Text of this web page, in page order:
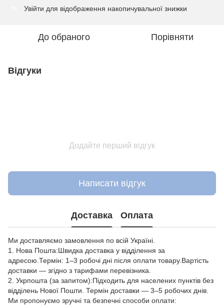
Увійти для відображення накопичувальної знижки
До обраного Порівняти
Відгуки
Додайте перший відгук
Написати відгук
Доставка Оплата
Ми доставляємо замовлення по всій Україні.
1. Нова Пошта:Швидка доставка у відділення за
адресою.Термін: 1–3 робочі дні після оплати товару.Вартість
доставки — згідно з тарифами перевізника.
2. Укрпошта (за запитом):Підходить для населених пунктів без
відділень Нової Пошти. Термін доставки — 3–5 робочих днів.
Ми пропонуємо зручні та безпечні способи оплати: